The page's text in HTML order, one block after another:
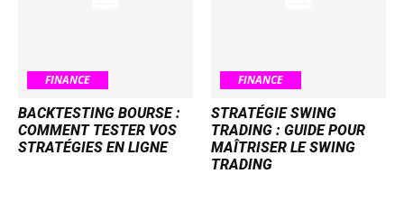
FINANCE
BACKTESTING BOURSE :
COMMENT TESTER VOS
STRATÉGIES EN LIGNE
FINANCE
STRATÉGIE SWING
TRADING : GUIDE POUR
MAÎTRISER LE SWING
TRADING